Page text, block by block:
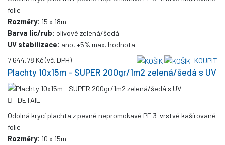
folie
Rozměry: 15 x 18m
Barva líc/rub: olivově zelená/šedá
UV stabilizace: ano, +5% max. hodnota
7 644,78 Kč(vč. DPH) KOUPIT
Plachty 10x15m - SUPER 200gr/1m2 zelená/šedá s UV
DETAIL
Odolná krycí plachta z pevné nepromokavé PE 3-vrstvé kašírované
folie
Rozměry: 10 x 15m